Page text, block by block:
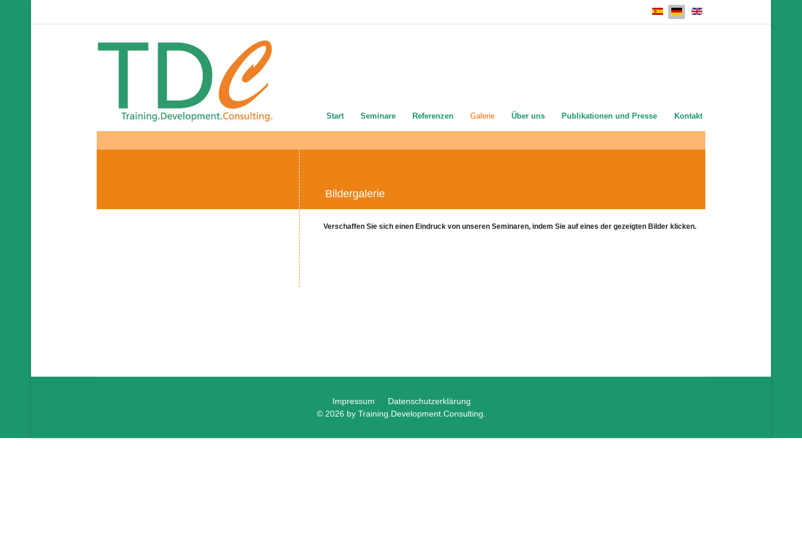
Sprache auswählen
Start Seminare Referenzen Galerie Über uns Publikationen und Presse Kontakt
Bildergalerie
Verschaffen Sie sich einen Eindruck von unseren Seminaren, indem Sie auf eines der gezeigten Bilder klicken.
Impressum
Datenschutzerklärung
© 2026 by Training.Development.Consulting.